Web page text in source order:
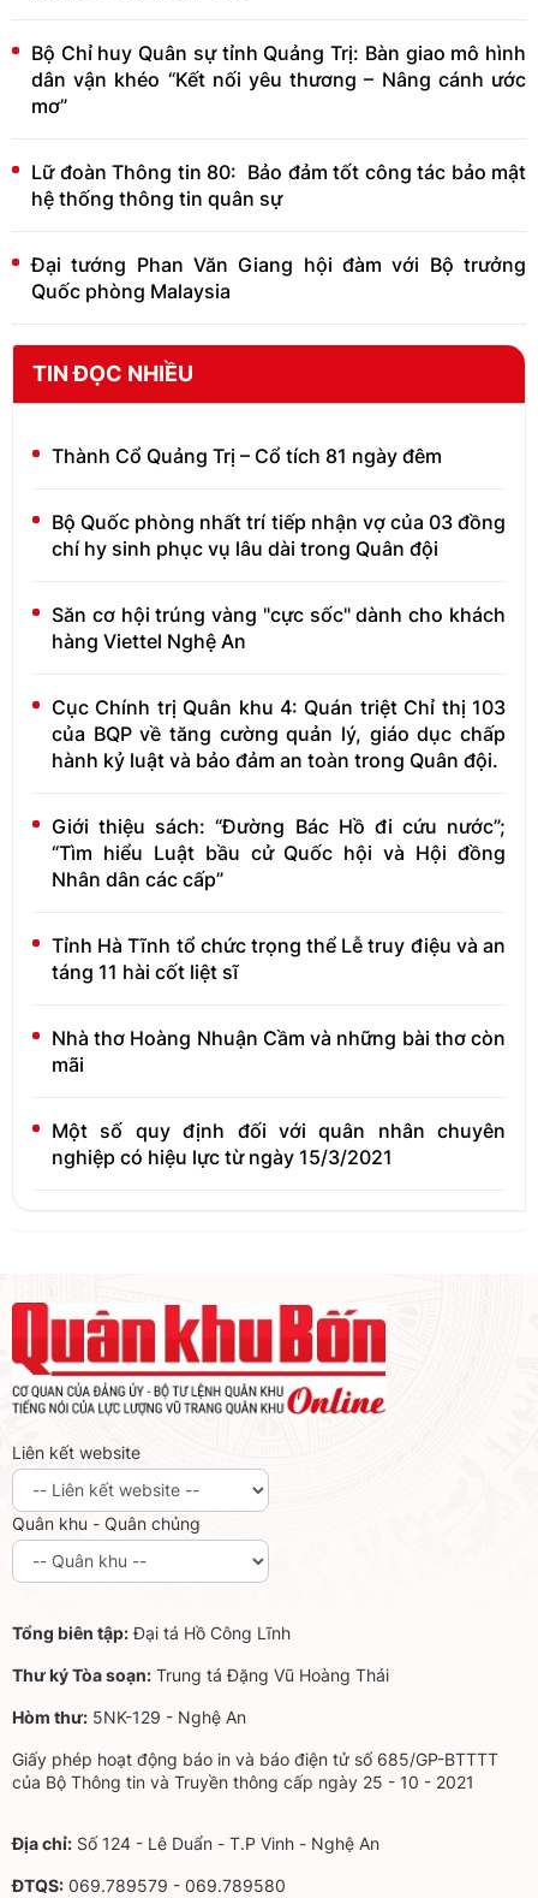
Bộ Chỉ huy Quân sự tỉnh Quảng Trị: Bàn giao mô hình
dân vận khéo “Kết nối yêu thương – Nâng cánh ước
mơ”
Lữ đoàn Thông tin 80: Bảo đảm tốt công tác bảo mật
hệ thống thông tin quân sự
Đại tướng Phan Văn Giang hội đàm với Bộ trưởng
Quốc phòng Malaysia
TIN ĐỌC NHIỀU
Thành Cổ Quảng Trị – Cổ tích 81 ngày đêm
Bộ Quốc phòng nhất trí tiếp nhận vợ của 03 đồng
chí hy sinh phục vụ lâu dài trong Quân đội
Săn cơ hội trúng vàng "cực sốc" dành cho khách
hàng Viettel Nghệ An
Cục Chính trị Quân khu 4: Quán triệt Chỉ thị 103
của BQP về tăng cường quản lý, giáo dục chấp
hành kỷ luật và bảo đảm an toàn trong Quân đội.
Giới thiệu sách: “Đường Bác Hồ đi cứu nước”;
“Tìm hiểu Luật bầu cử Quốc hội và Hội đồng
Nhân dân các cấp”
Tỉnh Hà Tĩnh tổ chức trọng thể Lễ truy điệu và an
táng 11 hài cốt liệt sĩ
Nhà thơ Hoàng Nhuận Cầm và những bài thơ còn
mãi
Một số quy định đối với quân nhân chuyên
nghiệp có hiệu lực từ ngày 15/3/2021
Liên kết website
Quân khu - Quân chủng
Tổng biên tập:Đại tá Hồ Công Lĩnh
Thư ký Tòa soạn: Trung tá Đặng Vũ Hoàng Thái
Hòm thư: 5NK-129 - Nghệ An
Giấy phép hoạt động báo in và báo điện tử số 685/GP-BTTTT
của Bộ Thông tin và Truyền thông cấp ngày 25 - 10 - 2021
Địa chỉ: Số 124 - Lê Duẩn - T.P Vinh - Nghệ An
ĐTQS: 069.789579 - 069.789580